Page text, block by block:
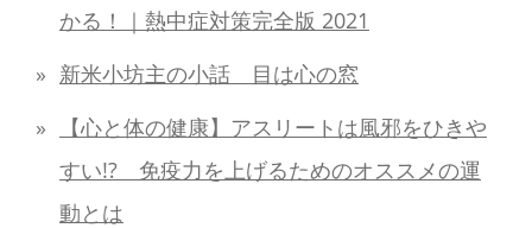
かる！｜熱中症対策完全版 2021
新米小坊主の小話 目は心の窓
【心と体の健康】アスリートは風邪をひきや
すい!? 免疫力を上げるためのオススメの運
動とは